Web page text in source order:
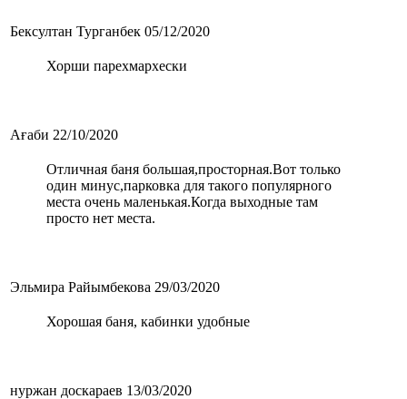
Бексултан Турганбек 05/12/2020
Хорши парехмархески
Ағаби 22/10/2020
Отличная баня большая,просторная.Вот только
один минус,парковка для такого популярного
места очень маленькая.Когда выходные там
просто нет места.
Эльмира Райымбекова 29/03/2020
Хорошая баня, кабинки удобные
нуржан доскараев 13/03/2020